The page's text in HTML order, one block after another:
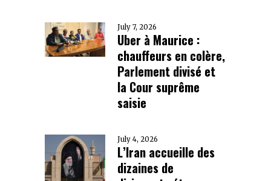
July 7, 2026
Uber à Maurice :
chauffeurs en colère,
Parlement divisé et
la Cour suprême
saisie
July 4, 2026
L’Iran accueille des
dizaines de